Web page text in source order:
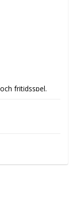
fritidsspel.
önskat grepp